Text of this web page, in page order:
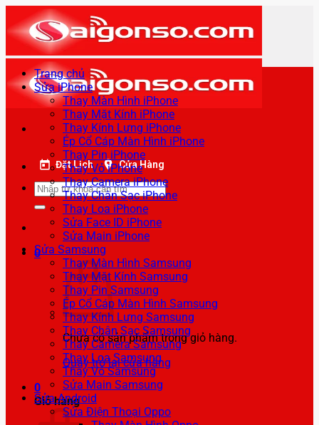
qua
nội
dung
Đặt Lịch Cửa Hàng
Tìm
kiếm:
0
Chưa có sản phẩm trong giỏ hàng.
Quay trở lại cửa hàng
0
Giỏ hàng
Trang chủ
Sửa iPhone
Thay Màn Hình iPhone
Thay Mặt Kính iPhone
Thay Kính Lưng iPhone
Ép Cổ Cáp Màn Hình iPhone
Thay Pin iPhone
Thay Vỏ iPhone
Thay Camera iPhone
Thay Chân Sạc iPhone
Thay Loa iPhone
Sửa Face ID iPhone
Sửa Main iPhone
Sửa Samsung
Thay Màn Hình Samsung
Thay Mặt Kính Samsung
Thay Pin Samsung
Ép Cổ Cáp Màn Hình Samsung
Thay Kính Lưng Samsung
Thay Chân Sạc Samsung
Thay Camera Samsung
Thay Loa Samsung
Thay Vỏ Samsung
Sửa Main Samsung
Sửa Android
Sửa Điện Thoại Oppo